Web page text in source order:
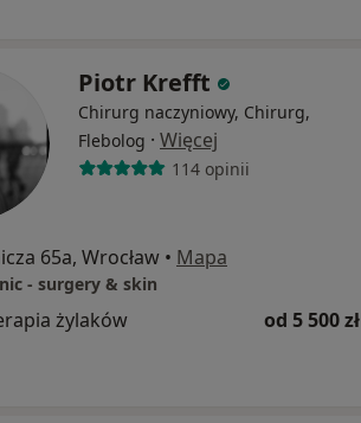
Piotr Krefft
Chirurg naczyniowy, Chirurg,
Flebolog · Więcej
114 opinii
65a, Wrocław • Mapa
- surgery & skin
żylaków od 5 500 zł